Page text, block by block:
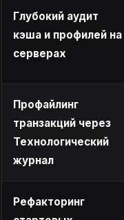
Глубокий аудит
кэша и профилей на
серверах
Профайлинг
транзакций через
Технологический
журнал
Рефакторинг